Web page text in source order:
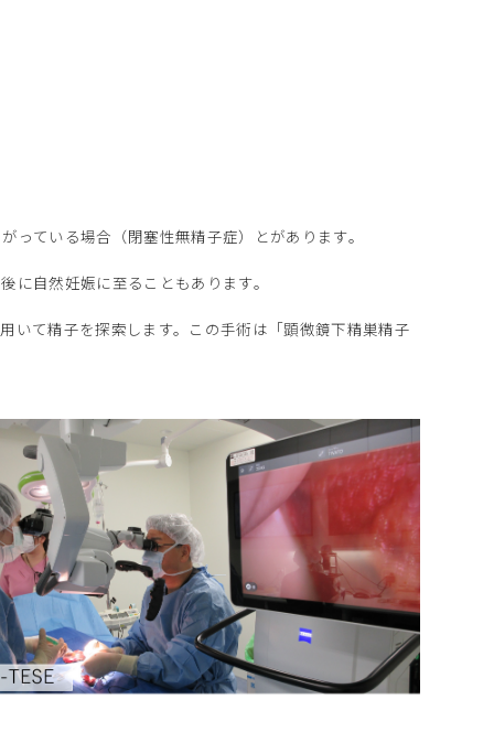
ている場合（閉塞性無精子症）とがあります。
自然妊娠に至ることもあります。
いて精子を探索します。この手術は「顕微鏡下精巣精子